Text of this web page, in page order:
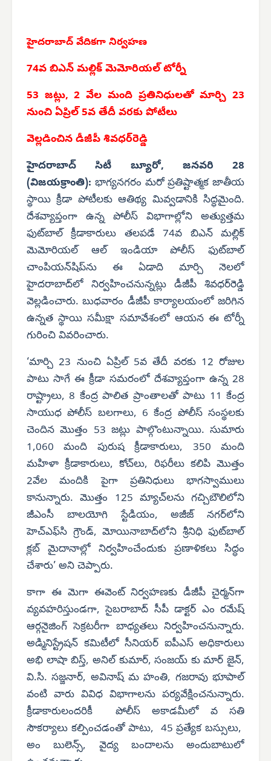
హైదరాబాద్ వేదికగా నిర్వహణ
74వ బిఎన్ మల్లిక్ మెమోరియల్ టోర్నీ
53 జట్లు, 2 వేల మంది ప్రతినిధులతో మార్చి 23
నుంచి ఏప్రిల్ 5వ తేదీ వరకు పోటీలు
వెల్లడించిన డీజీపీ శివధర్‌రెడ్డి
హైదరాబాద్ సిటీ బ్యూరో, జనవరి 28
(విజయక్రాంతి): భాగ్యనగరం మరో ప్రతిష్టాత్మక జాతీయ
స్థాయి క్రీడా పోటీలకు ఆతిథ్య మివ్వడానికి సిద్ధమైంది.
దేశవ్యాప్తంగా ఉన్న పోలీస్ విభాగాల్లోని అత్యుత్తమ
ఫుట్‌బాల్ క్రీడాకారులు తలపడే 74వ బిఎన్ మల్లిక్
మెమోరియల్ ఆల్ ఇండియా పోలీస్ ఫుట్‌బాల్
చాంపియన్‌షిప్‌ను ఈ ఏడాది మార్చి నెలలో
హైదరాబాద్‌లో నిర్వహించనున్నట్లు డీజీపీ శివధర్‌రెడ్డి
వెల్లడించారు. బుధవారం డీజీపీ కార్యాలయంలో జరిగిన
ఉన్నత స్థాయి సమీక్షా సమావేశంలో ఆయన ఈ టోర్నీ
గురించి వివరించారు.
‘మార్చి 23 నుంచి ఏప్రిల్ 5వ తేదీ వరకు 12 రోజుల
పాటు సాగే ఈ క్రీడా సమరంలో దేశవ్యాప్తంగా ఉన్న 28
రాష్ట్రాలు, 8 కేంద్ర పాలిత ప్రాంతాలతో పాటు 11 కేంద్ర
సాయుధ పోలీస్ బలగాలు, 6 కేంద్ర పోలీస్ సంస్థలకు
చెందిన మొత్తం 53 జట్లు పాల్గొంటున్నాయి. సుమారు
1,060 మంది పురుష క్రీడాకారులు, 350 మంది
మహిళా క్రీడాకారులు, కోచ్‌లు, రిఫరీలు కలిపి మొత్తం
2వేల మందికి పైగా ప్రతినిధులు భాగస్వాములు
కానున్నారు. మొత్తం 125 మ్యాచ్‌లను గచ్చిబౌలిలోని
జీఎంసీ బాలయోగి స్టేడియం, అజీజ్ నగర్‌లోని
హెచ్‌ఎఫ్‌సి గ్రౌండ్, మోయినాబాద్‌లోని శ్రీనిధి ఫుట్‌బాల్
క్లబ్ మైదానాల్లో నిర్వహించేందుకు ప్రణాళికలు సిద్ధం
చేశారు’ అని చెప్పారు.
కాగా ఈ మెగా ఈవెంట్ నిర్వహణకు డీజీపీ చైర్మన్‌గా
వ్యవహరిస్తుండగా, సైబరాబాద్ సీపీ డాక్టర్ ఎం రమేష్
ఆర్గనైజింగ్ సెక్రటరీగా బాధ్యతలు నిర్వహించనున్నారు.
అడ్మినిస్ట్రేషన్ కమిటీలో సీనియర్ ఐపీఎస్ అధికారులు
అభి లాషా బిస్త్, అనిల్ కుమార్, సంజయ్ కు మార్ జైన్,
వి.సి. సజ్జనార్, అవినాష్ మ హంతి, గజరావు భూపాల్
వంటి వారు వివిధ విభాగాలను పర్యవేక్షించనున్నారు.
క్రీడాకారులందరికీ పోలీస్ అకాడమీలో వ సతి
సౌకర్యాలు కల్పించడంతో పాటు, 45 ప్రత్యేక బస్సులు,
అం బులెన్స్, వైద్య బందాలను అందుబాటులో